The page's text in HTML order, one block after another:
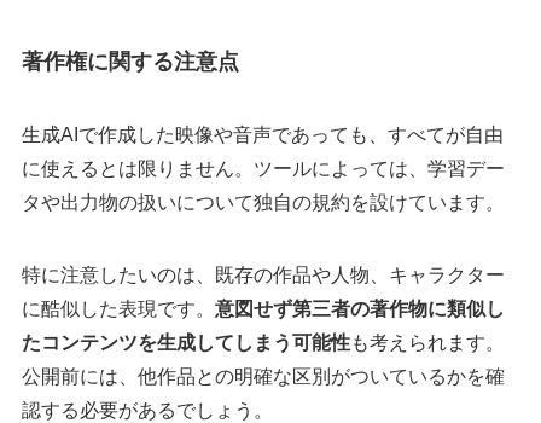
著作権に関する注意点
生成AIで作成した映像や音声であっても、すべてが自由
に使えるとは限りません。ツールによっては、学習デー
タや出力物の扱いについて独自の規約を設けています。
特に注意したいのは、既存の作品や人物、キャラクター
に酷似した表現です。 意図せず第三者の著作物に類似し
たコンテンツを生成してしまう可能性も考えられます。
公開前には、他作品との明確な区別がついているかを確
認する必要があるでしょう。